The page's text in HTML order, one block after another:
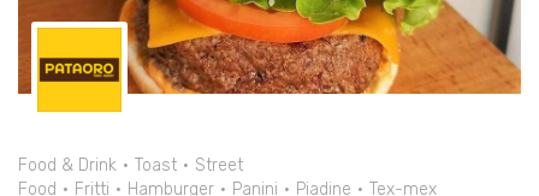
Food & Drink Toast
Street
Food
Fritti Hamburger Panini Piadine Tex-mex